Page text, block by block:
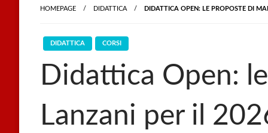
HOMEPAGE DIDATTICA DIDATTICA OPEN: LE PROPOSTE DI
DIDATTICA CORSI
Didattica Open:
Lanzani per il